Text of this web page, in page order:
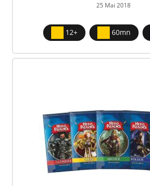
25 Mai 2018
12+ 60mn